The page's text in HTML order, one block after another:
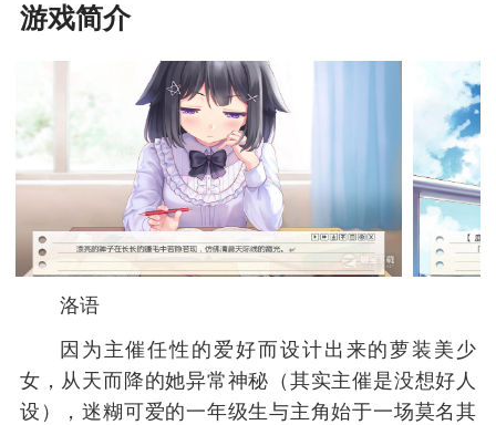
游戏简介
洛语
因为主催任性的爱好而设计出来的萝装美少
女，从天而降的她异常神秘（其实主催是没想好人
设），迷糊可爱的一年级生与主角始于一场莫名其